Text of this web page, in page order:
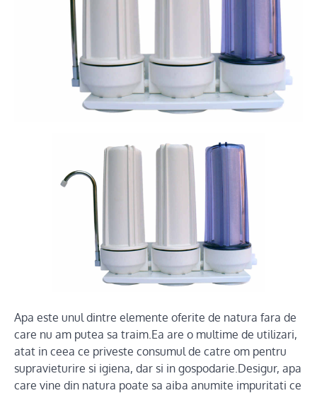
Apa este unul dintre elemente oferite de natura fara de
care nu am putea sa traim.Ea are o multime de utilizari,
atat in ceea ce priveste consumul de catre om pentru
supravieturire si igiena, dar si in gospodarie.Desigur, apa
care vine din natura poate sa aiba anumite impuritati ce